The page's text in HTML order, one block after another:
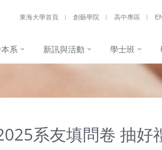
東海大學首頁 創藝學院 高中專區
系 新訊與活動 學士班
系友填問卷 抽好